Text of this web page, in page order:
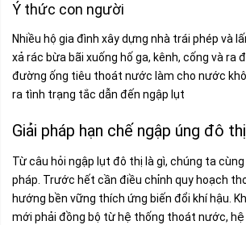
Ý thức con người
Nhiều hộ gia đình xây dựng nhà trái phép và
xả rác bừa bãi xuống hố ga, kênh, cống và ra
đường ống tiêu thoát nước làm cho nước
ra tình trạng tắc dẫn đến ngập lụt
Giải pháp hạn chế ngập úng đô thị
Từ câu hỏi ngập lụt đô thị là gì, chúng ta
pháp. Trước hết cần điều chỉnh quy hoạch
hướng bền vững thích ứng biến đổi khí hậu.
mới phải đồng bộ từ hệ thống thoát nước,